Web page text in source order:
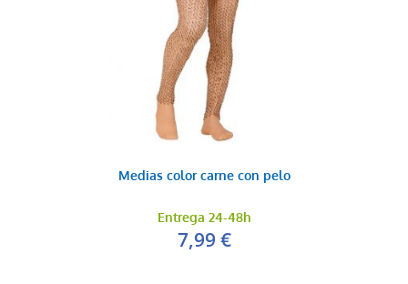
Medias color carne con pelo
Entrega 24-48h
7,99 €